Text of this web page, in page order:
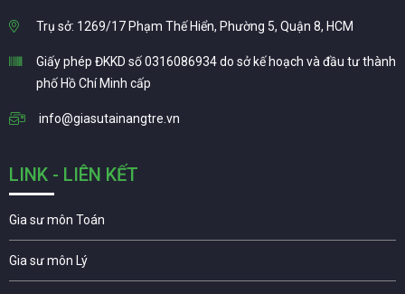
Trụ sở: 1269/17 Phạm Thế Hiển, Phường 5, Quận 8, HCM
Giấy phép ĐKKD số 0316086934 do sở kế hoạch và đầu tư thành
phố Hồ Chí Minh cấp
info@giasutainangtre.vn
LINK - LIÊN KẾT
Gia sư môn Toán
Gia sư môn Lý